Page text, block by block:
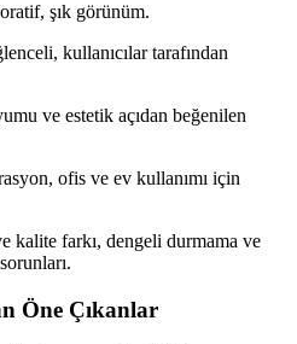
şık görünüm.
kullanıcılar tarafından
ve estetik açıdan beğenilen
ofis ve ev kullanımı için
kalite farkı, dengeli durmama ve
Öne Çıkanlar